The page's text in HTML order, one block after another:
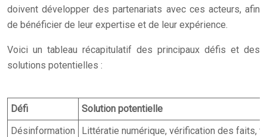
doivent développer des partenariats avec ces acteurs, afin
de bénéficier de leur expertise et de leur expérience.
Voici un tableau récapitulatif des principaux défis et des
solutions potentielles :
Défi
Solution potentielle
Désinformation
Littératie numérique, vérification des faits,